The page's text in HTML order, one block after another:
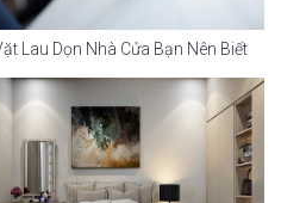
Lau Dọn Nhà Cửa Bạn Nên Biết